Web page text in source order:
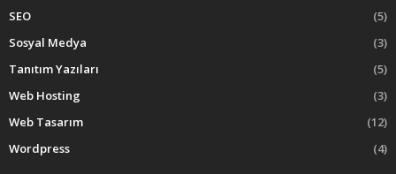
SEO
(5)
Sosyal Medya
(3)
Tanıtım Yazıları
(5)
Web Hosting
(3)
Web Tasarım
(12)
Wordpress
(4)